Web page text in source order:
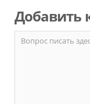
Добавить